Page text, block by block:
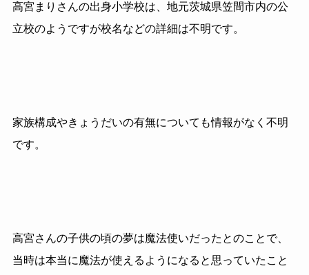
高宮まりさんの出身小学校は、地元茨城県笠間市内の公
立校のようですが校名などの詳細は不明です。
家族構成やきょうだいの有無についても情報がなく不明
です。
高宮さんの子供の頃の夢は魔法使いだったとのことで、
当時は本当に魔法が使えるようになると思っていたこと